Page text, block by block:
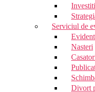
Serviciul de
Nasteri
Divort